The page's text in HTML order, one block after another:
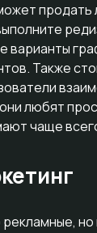
варианты
Также
любят
чаще
но